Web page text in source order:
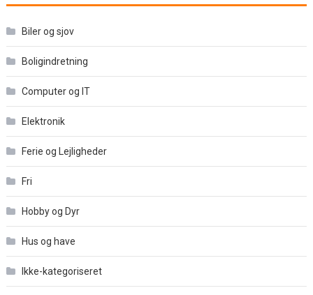
Biler og sjov
Boligindretning
Computer og IT
Elektronik
Ferie og Lejligheder
Fri
Hobby og Dyr
Hus og have
Ikke-kategoriseret